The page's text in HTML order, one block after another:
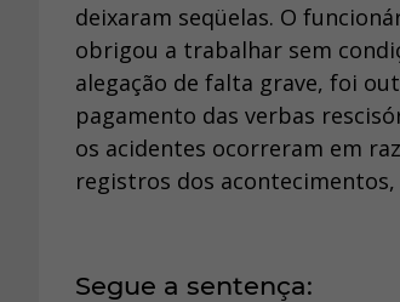
deixaram seqüelas. O
obrigou a trabalhar sem
alegação de falta grave, foi
pagamento das verbas
os acidentes ocorreram em
registros dos
Segue a sentença: